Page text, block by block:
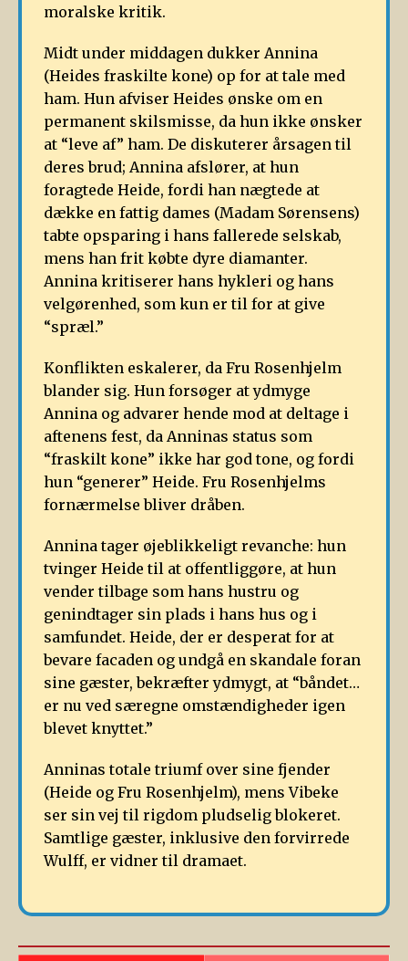
moralske kritik.
Midt under middagen dukker Annina
(Heides fraskilte kone) op for at tale med
ham. Hun afviser Heides ønske om en
permanent skilsmisse, da hun ikke ønsker
at “leve af” ham. De diskuterer årsagen til
deres brud; Annina afslører, at hun
foragtede Heide, fordi han nægtede at
dække en fattig dames (Madam Sørensens)
tabte opsparing i hans fallerede selskab,
mens han frit købte dyre diamanter.
Annina kritiserer hans hykleri og hans
velgørenhed, som kun er til for at give
“spræl.”
Konflikten eskalerer, da Fru Rosenhjelm
blander sig. Hun forsøger at ydmyge
Annina og advarer hende mod at deltage i
aftenens fest, da Anninas status som
“fraskilt kone” ikke har god tone, og fordi
hun “generer” Heide. Fru Rosenhjelms
fornærmelse bliver dråben.
Annina tager øjeblikkeligt revanche: hun
tvinger Heide til at offentliggøre, at hun
vender tilbage som hans hustru og
genindtager sin plads i hans hus og i
samfundet. Heide, der er desperat for at
bevare facaden og undgå en skandale foran
sine gæster, bekræfter ydmygt, at “båndet…
er nu ved særegne omstændigheder igen
blevet knyttet.”
Anninas totale triumf over sine fjender
(Heide og Fru Rosenhjelm), mens Vibeke
ser sin vej til rigdom pludselig blokeret.
Samtlige gæster, inklusive den forvirrede
Wulff, er vidner til dramaet.